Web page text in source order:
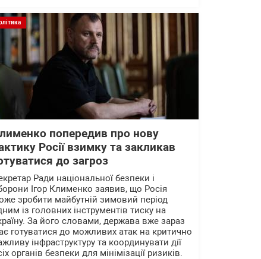
попередив про нову
Росії взимку та закликав
до загроз
Ради національної безпеки і
Ігор Клименко заявив, що Росія
зробити майбутній зимовий період
із головних інструментів тиску на
За його словами, держава вже зараз
готуватися до можливих атак на критично
інфраструктуру та координувати дії
органів безпеки для мінімізації ризиків.